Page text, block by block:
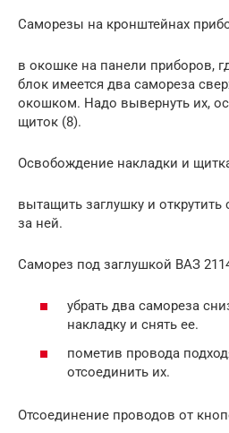
Саморезы на кронштейнах
в окошке на панели приборов,
блок имеется два самореза
окошком. Надо вывернуть их,
щиток (8).
Освобождение накладки и
вытащить заглушку и
за ней.
Саморез под заглушкой ВАЗ
убрать два самореза
накладку и снять ее.
пометив провода
отсоединить их.
Отсоединение проводов от